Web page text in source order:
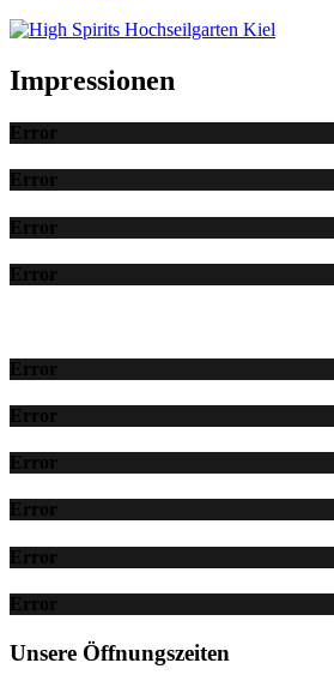
Impressionen
Error
Error
Error
Error
Error
Error
Error
Error
Error
Error
Unsere Öffnungszeiten